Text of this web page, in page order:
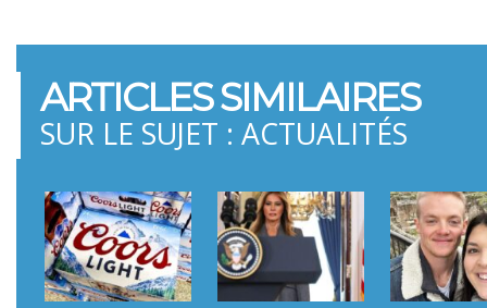
ARTICLES SIMILAIRES
SUR LE SUJET : ACTUALITÉS